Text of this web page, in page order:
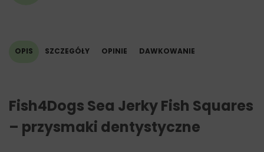
OPIS SZCZEGÓŁY OPINIE DAWKOWANIE
Fish4Dogs Sea Jerky Fish Squares
– przysmaki dentystyczne